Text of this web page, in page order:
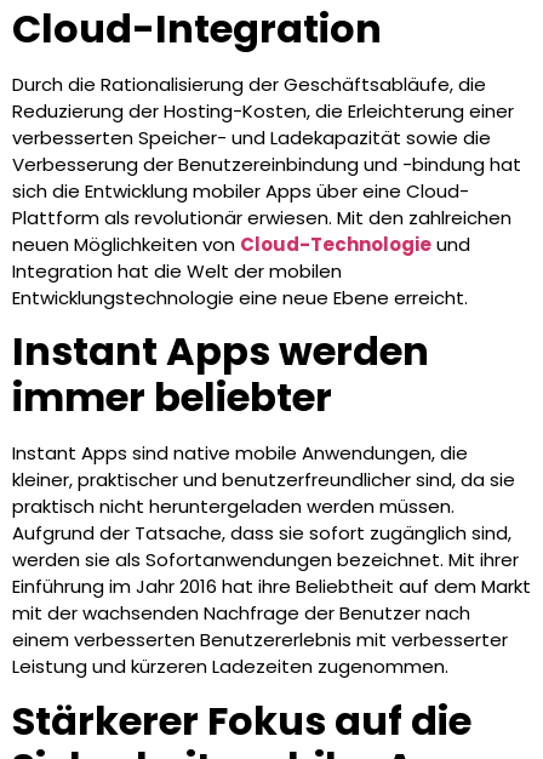
Cloud-Integration
Durch die Rationalisierung der Geschäftsabläufe, die
Reduzierung der Hosting-Kosten, die Erleichterung einer
verbesserten Speicher- und Ladekapazität sowie die
Verbesserung der Benutzereinbindung und -bindung hat
sich die Entwicklung mobiler Apps über eine Cloud-
Plattform als revolutionär erwiesen. Mit den zahlreichen
neuen Möglichkeiten von Cloud-Technologieund
Integration hat die Welt der mobilen
Entwicklungstechnologie eine neue Ebene erreicht.
Instant Apps werden
immer beliebter
Instant Apps sind native mobile Anwendungen, die
kleiner, praktischer und benutzerfreundlicher sind, da sie
praktisch nicht heruntergeladen werden müssen.
Aufgrund der Tatsache, dass sie sofort zugänglich sind,
werden sie als Sofortanwendungen bezeichnet. Mit ihrer
Einführung im Jahr 2016 hat ihre Beliebtheit auf dem Markt
mit der wachsenden Nachfrage der Benutzer nach
einem verbesserten Benutzererlebnis mit verbesserter
Leistung und kürzeren Ladezeiten zugenommen.
Stärkerer Fokus auf die